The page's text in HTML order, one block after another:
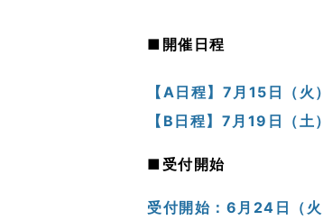
■開催日程
【A日程】7月15日（
【B日程】7月19日（
■受付開始
受付開始：6 月24日（